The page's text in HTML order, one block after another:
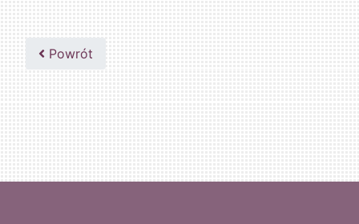
Powrót